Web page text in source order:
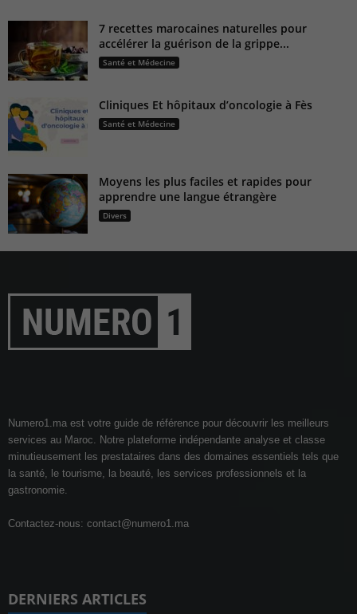
7 recettes marocaines naturelles pour
accélérer la guérison de la grippe...
Santé et Médecine
Cliniques Et hôpitaux d’oncologie à Fès
Santé et Médecine
Moyens les plus faciles et rapides pour
apprendre une langue étrangère
Divers
Numero1.ma est votre guide de référence pour découvrir les meilleurs
services au Maroc. Notre plateforme indépendante analyse et classe
minutieusement les prestataires dans des domaines essentiels tels que
la santé, le tourisme, la beauté, les services professionnels et la
gastronomie.
Contactez-nous: contact@numero1.ma
DERNIERS ARTICLES